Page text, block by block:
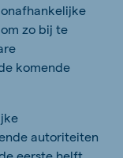
zo bij te
komende
autoriteiten